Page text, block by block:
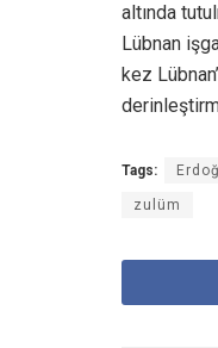
altında
Lübnan
kez
Tags:
zulüm